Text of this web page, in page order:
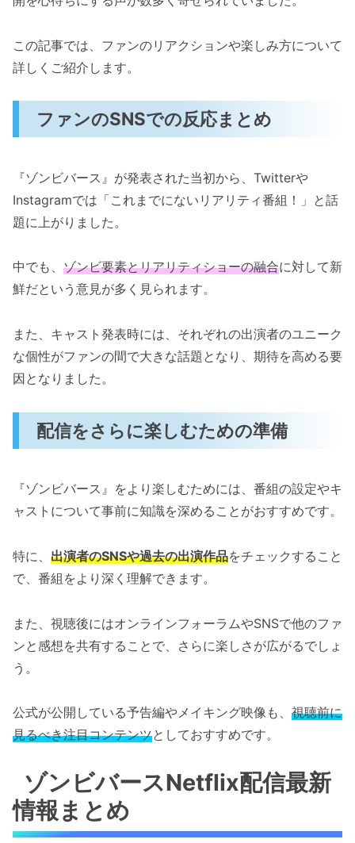
この記事では、ファンのリアクションや楽しみ方について
詳しくご紹介します。
ファンのSNSでの反応まとめ
『ゾンビバース』が発表された当初から、Twitterや
Instagramでは「これまでにないリアリティ番組！」と話
題に上がりました。
中でも、 ゾンビ要素とリアリティショーの融合に対して新
鮮だという意見が多く見られます。
また、キャスト発表時には、それぞれの出演者のユニーク
な個性がファンの間で大きな話題となり、期待を高める要
因となりました。
配信をさらに楽しむための準備
『ゾンビバース』をより楽しむためには、番組の設定やキ
ャストについて事前に知識を深めることがおすすめです。
特に、 出演者のSNSや過去の出演作品をチェックすること
で、番組をより深く理解できます。
また、視聴後にはオンラインフォーラムやSNSで他のファ
ンと感想を共有することで、さらに楽しさが広がるでしょ
う。
公式が公開している予告編やメイキング映像も、 視聴前に
見るべき注目コンテンツとしておすすめです。
ゾンビバースNetflix配信最新
情報まとめ